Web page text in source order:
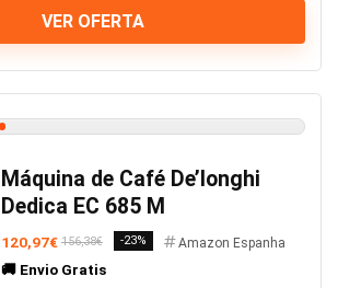
VER OFERTA
Máquina de Café De’longhi
Dedica EC 685 M
120,97€ 156,38€ -23% Amazon Espanha
🚚 Envio Gratis